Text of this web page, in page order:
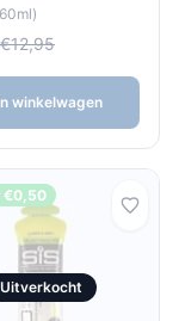
€12,95
winkelwagen
€0,50
Uitverkocht